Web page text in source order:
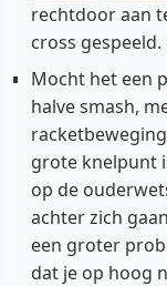
rechtdoor aan
cross gespeeld.
Mocht het een
halve smash,
grote knelpunt
op de
achter zich
een groter
dat je op hoog